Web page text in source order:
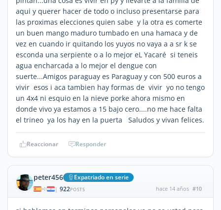
aqui y querer hacer de todo o incluso presentarse para
las proximas elecciones quien sabe y la otra es comerte
un buen mango maduro tumbado en una hamaca y de
vez en cuando ir quitando los yuyos no vaya a a sr k se
esconda una serpiente o a lo mejor eL Yacaré si teneis
agua encharcada a lo mejor el dengue con
suerte...Amigos paraguay es Paraguay y con 500 euros a
vivir esos i aca tambien hay formas de vivir yo no tengo
un 4x4 ni esquio en la nieve porke ahora mismo en
donde vivo ya estamos a 15 bajo cero....no me hace falta
el trineo ya los hay en la puerta Saludos y vivan felices.
Reaccionar Responder
peter456 Expatriado en serie
| 922POSTS hace 14 años #10